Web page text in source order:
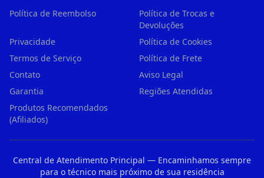
Política de Reembolso
Política de Trocas e
Devoluções
Privacidade
Política de Cookies
Termos de Serviço
Política de Frete
Contato
Aviso Legal
Garantia
Regiões Atendidas
Produtos Recomendados
(Afiliados)
Central de Atendimento Principal — Encaminhamos sempre
para o técnico mais próximo de sua residência